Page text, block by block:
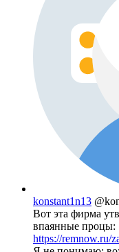
konstant1n13
Вот эта фирма
впаянные процы:
https://remnow.ru/